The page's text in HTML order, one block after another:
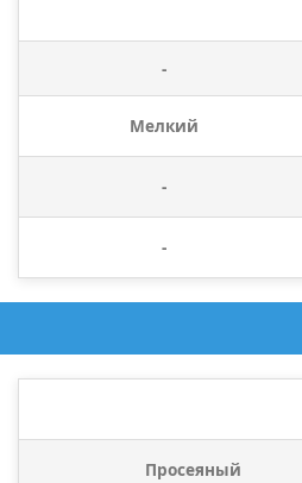
-
Мелкий
-
-
Просеяный